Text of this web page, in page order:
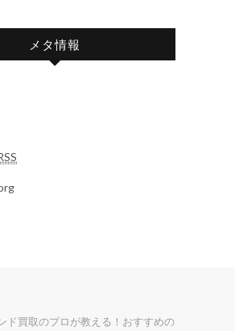
メタ情報
ド買取のプロが教える！おすすめの